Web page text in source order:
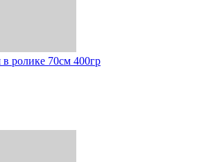
ролике 70см 400гр